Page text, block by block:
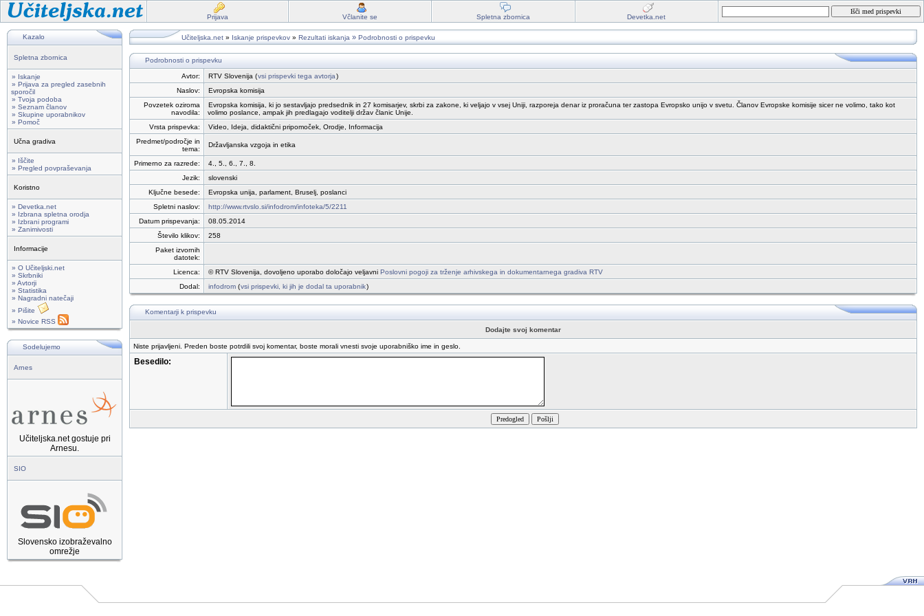
Prijava Včlanite se Spletna zbornica Devetka.net
Kazalo
Spletna zbornica
» Iskanje
» Prijava za pregled zasebnih
sporočil
» Tvoja podoba
» Seznam članov
» Skupine uporabnikov
» Pomoč
Učna gradiva
» Iščite
» Pregled povpraševanja
Koristno
» Devetka.net
» Izbrana spletna orodja
» Izbrani programi
» Zanimivosti
Informacije
» O Učiteljski.net
» Skrbniki
» Avtorji
» Statistika
» Nagradni natečaji
» Pišite
» Novice RSS
Sodelujemo
Arnes
Učiteljska.net gostuje pri
Arnesu.
SIO
Slovensko izobraževalno
omrežje
Učiteljska.net » Iskanje prispevkov » Rezultati iskanja » Podrobnosti o prispevku
Podrobnosti o prispevku
Avtor: RTV Slovenija (vsi prispevki tega avtorja)
Naslov:
Evropska komisija
Povzetek oziroma
navodila:
Evropska komisija, ki jo sestavljajo predsednik in 27 komisarjev, skrbi za zakone, ki veljajo v vsej Uniji, razporeja denar iz proračuna ter zastopa Evropsko unijo v svetu. Članov Evropske komisije sicer ne volimo, tako kot
volimo poslance, ampak jih predlagajo voditelji držav članic Unije.
Vrsta prispevka:
Video, Ideja, didaktični pripomoček, Orodje, Informacija
Predmet/področje in
tema:
Državljanska vzgoja in etika
Primerno za razrede:
4., 5., 6., 7., 8.
Jezik:
slovenski
Ključne besede:
Evropska unija, parlament, Bruselj, poslanci
Spletni naslov:
http://www.rtvslo.si/infodrom/infoteka/5/2211
Datum prispevanja:
08.05.2014
Število klikov:
258
Paket izvornih
datotek:
Licenca:
© RTV Slovenija, dovoljeno uporabo določajo veljavni Poslovni pogoji za trženje arhivskega in dokumentarnega gradiva RTV
Dodal:
infodrom (vsi prispevki, ki jih je dodal ta uporabnik)
Komentarji k prispevku
Dodajte svoj komentar
Niste prijavljeni. Preden boste potrdili svoj komentar, boste morali vnesti svoje uporabniško ime in geslo.
Besedilo: